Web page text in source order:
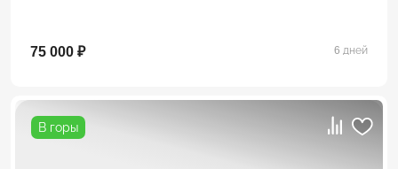
75 000 ₽ 6 дней
В горы